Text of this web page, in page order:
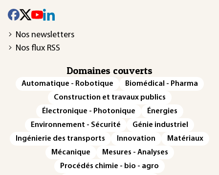
Nos newsletters
Nos flux RSS
Domaines couverts
Automatique - Robotique
Biomédical - Pharma
Construction et travaux publics
Électronique - Photonique
Énergies
Environnement - Sécurité
Génie industriel
Ingénierie des transports
Innovation
Matériaux
Mécanique
Mesures - Analyses
Procédés chimie - bio - agro